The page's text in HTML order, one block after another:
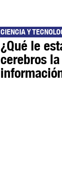
CIENCIA Y
¿Qué le
cerebros